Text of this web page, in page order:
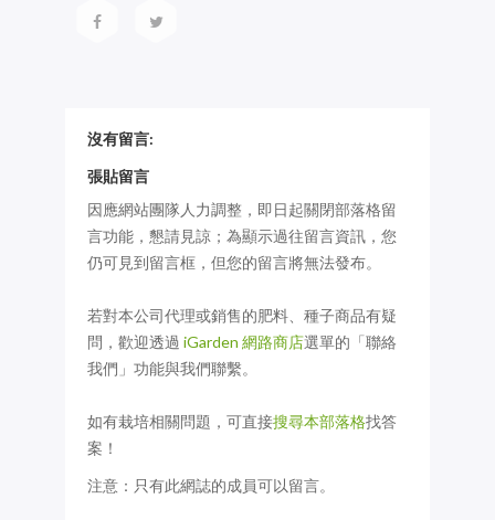
沒有留言:
張貼留言
因應網站團隊人力調整，即日起關閉部落格留
言功能，懇請見諒；為顯示過往留言資訊，您
仍可見到留言框，但您的留言將無法發布。
若對本公司代理或銷售的肥料、種子商品有疑
問，歡迎透過 iGarden 網路商店選單的「聯絡
我們」功能與我們聯繫。
如有栽培相關問題，可直接搜尋本部落格找答
案！
注意：只有此網誌的成員可以留言。